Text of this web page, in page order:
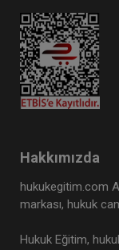
Hakkımızda
hukukegitim.com
markası, hukuk
Hukuk Eğitim,